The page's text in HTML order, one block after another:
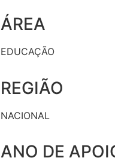
ÁREA
EDUCAÇÃO
REGIÃO
NACIONAL
ANO DE